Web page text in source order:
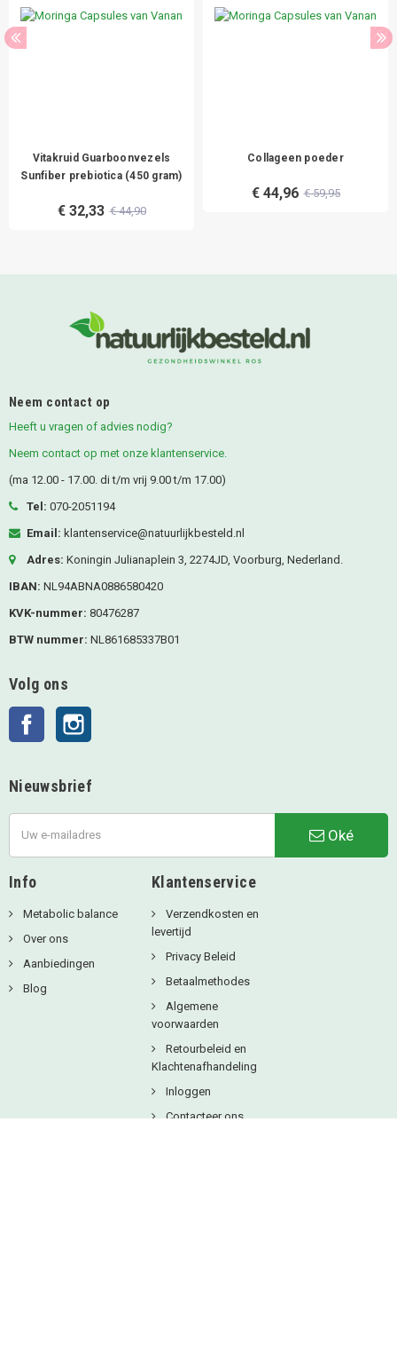
Vitakruid Guarboonvezels
Sunfiber prebiotica (450 gram)
€ 32,33 € 44,90
Collageen poeder
€ 44,96 € 59,95
Neem contact op
Heeft u vragen of advies nodig?
Neem contact op met onze klantenservice.
(ma 12.00 - 17.00. di t/m vrij 9.00 t/m 17.00)
Tel: 070-2051194
Email: klantenservice@natuurlijkbesteld.nl
Adres: Koningin Julianaplein 3, 2274JD, Voorburg, Nederland.
IBAN: NL94ABNA0886580420
KVK-nummer: 80476287
BTW nummer: NL861685337B01
Volg ons
Facebook
Nieuwsbrief
Oké
Info
Metabolic balance
Over ons
Aanbiedingen
Blog
Klantenservice
Verzendkosten en
levertijd
Privacy Beleid
Betaalmethodes
Algemene
voorwaarden
Retourbeleid en
Klachtenafhandeling
Inloggen
Contacteer ons